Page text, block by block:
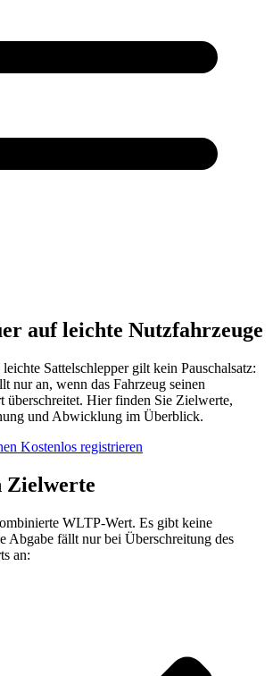
auf leichte Nutzfahrzeuge
Sattelschlepper gilt kein Pauschalsatz:
nur an, wenn das Fahrzeug seinen
Hier finden Sie Zielwerte,
und Abwicklung im Überblick.
Kostenlos registrieren
Zielwerte
WLTP-Wert. Es gibt keine
Abgabe fällt nur bei Überschreitung des
an: